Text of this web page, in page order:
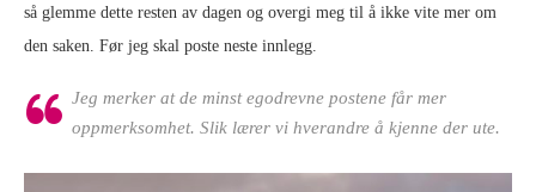
så glemme dette resten av dagen og overgi meg til å ikke vite mer om
den saken. Før jeg skal poste neste innlegg.
Jeg merker at de minst egodrevne postene får mer
oppmerksomhet. Slik lærer vi hverandre å kjenne der ute.